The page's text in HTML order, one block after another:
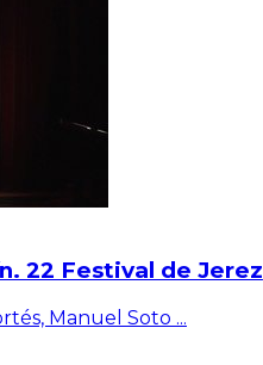
22 Festival de Jerez
Manuel Soto ...